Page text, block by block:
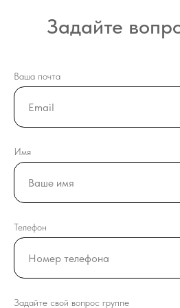
Задайте
Ваша почта
Имя
Телефон
Задайте свой вопрос группе